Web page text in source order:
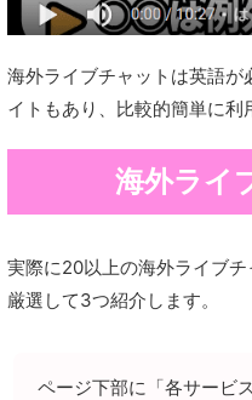
海外ライブチャットは英語
イトもあり、比較的簡単に利
海外ライ
実際に20以上の海外ライブ
厳選して3つ紹介します。
ページ下部に「各サービ